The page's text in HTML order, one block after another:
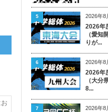
2026年8
2026年
（愛知
りが...
5
2026年8
2026年
（大分
8...
6
2026年8
7